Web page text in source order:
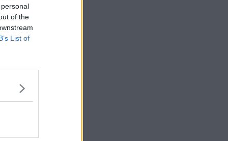
of the
List of
att spela